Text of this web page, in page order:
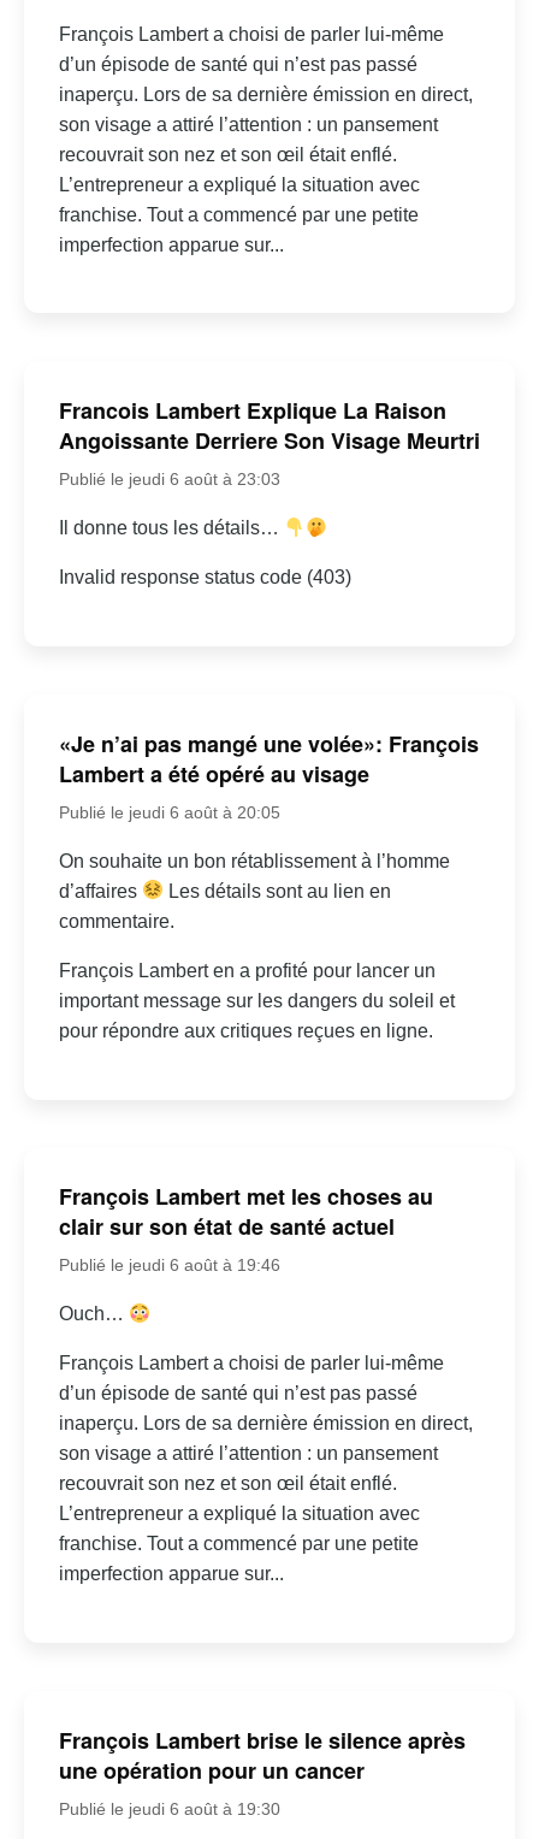
François Lambert a choisi de parler lui-même
d’un épisode de santé qui n’est pas passé
inaperçu. Lors de sa dernière émission en direct,
son visage a attiré l’attention : un pansement
recouvrait son nez et son œil était enflé.
L’entrepreneur a expliqué la situation avec
franchise. Tout a commencé par une petite
imperfection apparue sur...
Francois Lambert Explique La Raison
Angoissante Derriere Son Visage Meurtri
Publié le jeudi 6 août à 23:03
Il donne tous les détails…
Invalid response status code (403)
«Je n’ai pas mangé une volée»: François
Lambert a été opéré au visage
Publié le jeudi 6 août à 20:05
On souhaite un bon rétablissement à l’homme
d’affaires
Les détails sont au lien en
commentaire.
François Lambert en a profité pour lancer un
important message sur les dangers du soleil et
pour répondre aux critiques reçues en ligne.
François Lambert met les choses au
clair sur son état de santé actuel
Publié le jeudi 6 août à 19:46
Ouch…
François Lambert a choisi de parler lui-même
d’un épisode de santé qui n’est pas passé
inaperçu. Lors de sa dernière émission en direct,
son visage a attiré l’attention : un pansement
recouvrait son nez et son œil était enflé.
L’entrepreneur a expliqué la situation avec
franchise. Tout a commencé par une petite
imperfection apparue sur...
François Lambert brise le silence après
une opération pour un cancer
Publié le jeudi 6 août à 19:30